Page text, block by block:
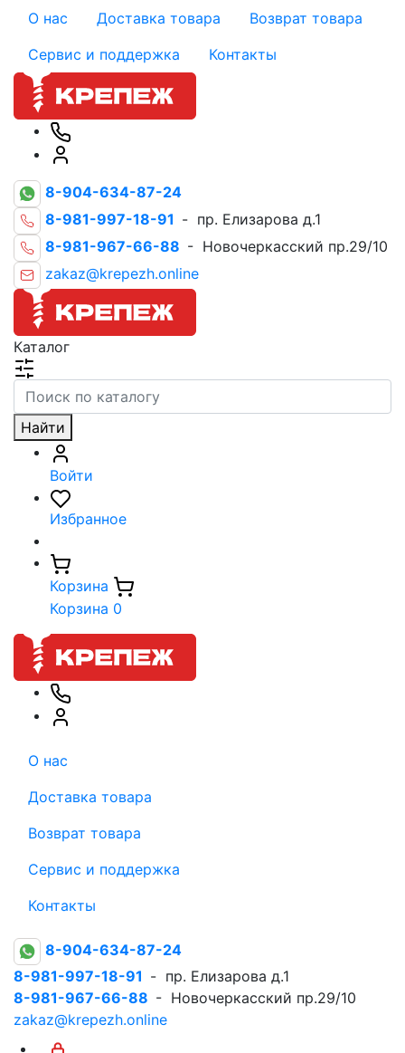
О нас Доставка товара
Возврат товара
Сервис и поддержка
Контакты
8-904-634-87-24
8-981-997-18-91 - пр. Елизарова д.1
8-981-967-66-88 - Новочеркасский пр.29/10
zakaz@krepezh.online
Каталог
Найти
Войти
Избранное
Корзина
Корзина 0
О нас
Доставка товара
Возврат товара
Сервис и поддержка
Контакты
8-904-634-87-24
8-981-997-18-91 - пр. Елизарова д.1
8-981-967-66-88 - Новочеркасский пр.29/10
zakaz@krepezh.online